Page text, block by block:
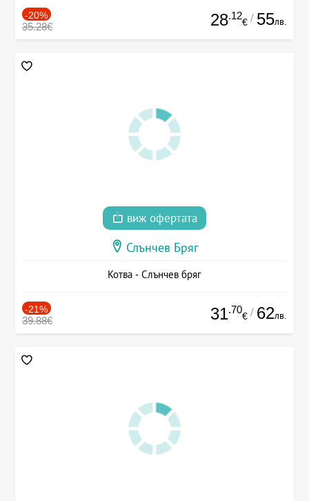
-20%
35.28€ 28.12
€ / 55лв.
виж офертата
Слънчев Бряг
Котва - Слънчев бряг
-21%
39.88€ 31.70
€ / 62лв.